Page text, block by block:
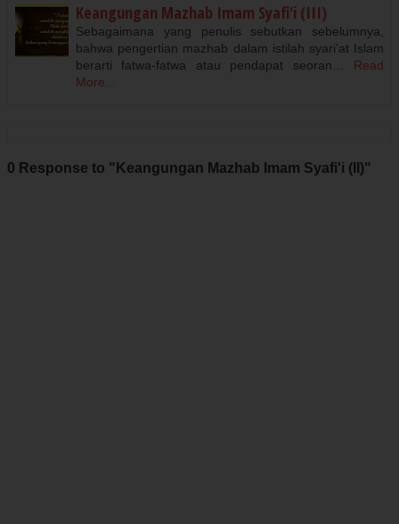
Keangungan Mazhab Imam Syafi'i (III)
Sebagaimana yang penulis sebutkan sebelumnya,
bahwa pengertian mazhab dalam istilah syari’at Islam
berarti fatwa-fatwa atau pendapat seoran…
Read
More...
0 Response to "Keangungan Mazhab Imam Syafi'i (II)"